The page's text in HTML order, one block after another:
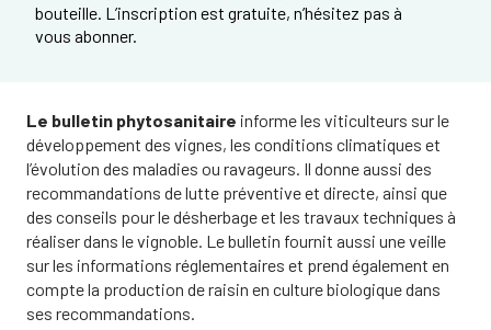
bouteille. L’inscription est gratuite, n’hésitez pas à
vous abonner.
Le bulletin phytosanitaire informe les viticulteurs sur le
développement des vignes, les conditions climatiques et
l’évolution des maladies ou ravageurs. Il donne aussi des
recommandations de lutte préventive et directe, ainsi que
des conseils pour le désherbage et les travaux techniques à
réaliser dans le vignoble. Le bulletin fournit aussi une veille
sur les informations réglementaires et prend également en
compte la production de raisin en culture biologique dans
ses recommandations.